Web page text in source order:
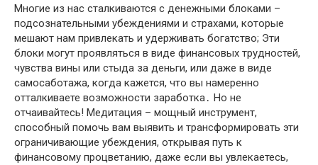
Многие из нас сталкиваются с денежными блоками –
подсознательными убеждениями и страхами, которые
мешают нам привлекать и удерживать богатство; Эти
блоки могут проявляться в виде финансовых трудностей,
чувства вины или стыда за деньги, или даже в виде
самосаботажа, когда кажется, что вы намеренно
отталкиваете возможности заработка․ Но не
отчаивайтесь! Медитация – мощный инструмент,
способный помочь вам выявить и трансформировать эти
ограничивающие убеждения, открывая путь к
финансовому процветанию, даже если вы увлекаетесь,